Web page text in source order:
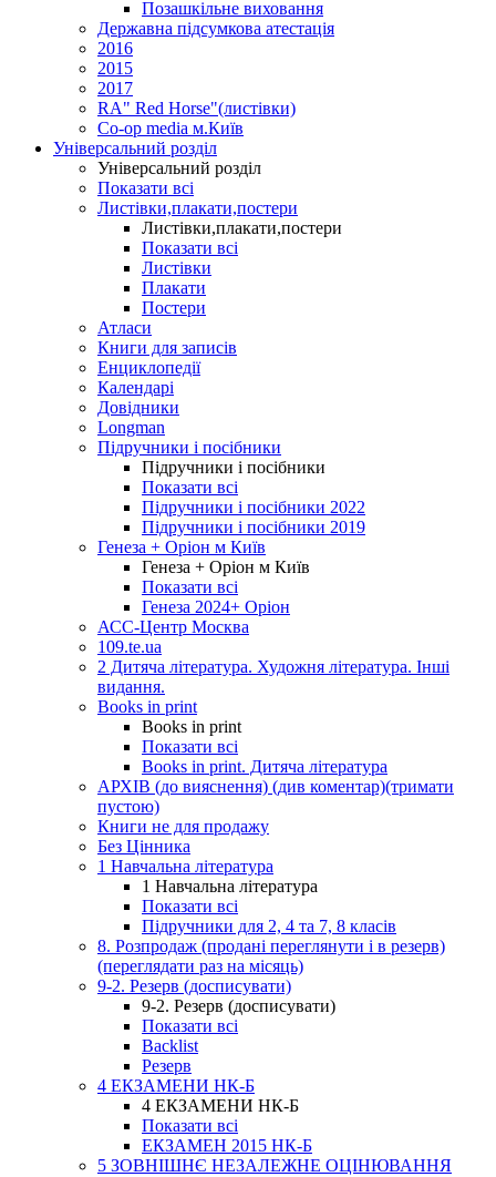
Позашкільне виховання
Державна підсумкова атестація
2016
2015
2017
RA" Red Horse"(листівки)
Co-op media м.Київ
Універсальний розділ
Універсальний розділ
Показати всі
Листівки,плакати,постери
Листівки,плакати,постери
Показати всі
Листівки
Плакати
Постери
Атласи
Книги для записів
Енциклопедії
Календарі
Довідники
Longman
Підручники і посібники
Підручники і посібники
Показати всі
Підручники і посібники 2022
Підручники і посібники 2019
Генеза + Оріон м Київ
Генеза + Оріон м Київ
Показати всі
Генеза 2024+ Оріон
АСС-Центр Москва
109.te.ua
2 Дитяча література. Художня література. Інші
видання.
Books in print
Books in print
Показати всі
Books in print. Дитяча література
АРХІВ (до вияснення) (див коментар)(тримати
пустою)
Книги не для продажу
Без Цінника
1 Навчальна література
1 Навчальна література
Показати всі
Підручники для 2, 4 та 7, 8 класів
8. Розпродаж (продані переглянути і в резерв)
(переглядати раз на місяць)
9-2. Резерв (досписувати)
9-2. Резерв (досписувати)
Показати всі
Backlist
Резерв
4 ЕКЗАМЕНИ НК-Б
4 ЕКЗАМЕНИ НК-Б
Показати всі
ЕКЗАМЕН 2015 НК-Б
5 ЗОВНІШНЄ НЕЗАЛЕЖНЕ ОЦІНЮВАННЯ